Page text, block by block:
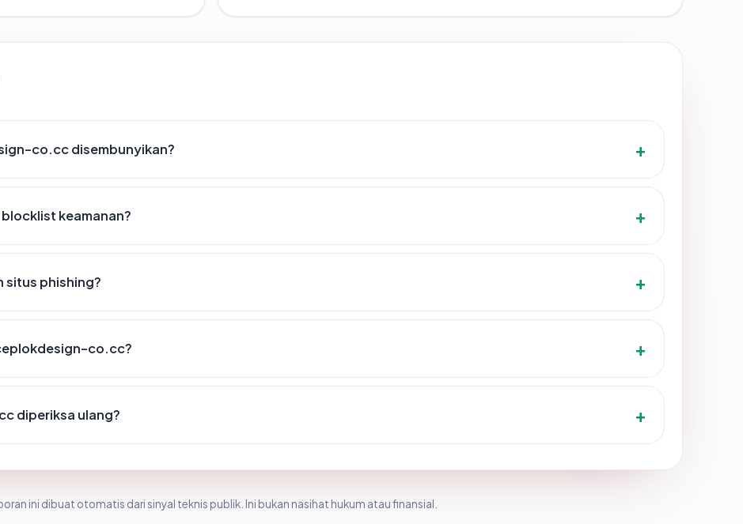
co.cc disembunyikan?
keamanan?
phishing?
co.cc?
diperiksa ulang?
ini dibuat otomatis dari sinyal teknis publik. Ini bukan nasihat hukum atau finansial.